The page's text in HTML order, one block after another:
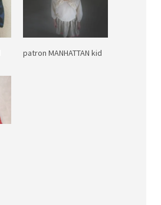
patron MANHATTAN kid